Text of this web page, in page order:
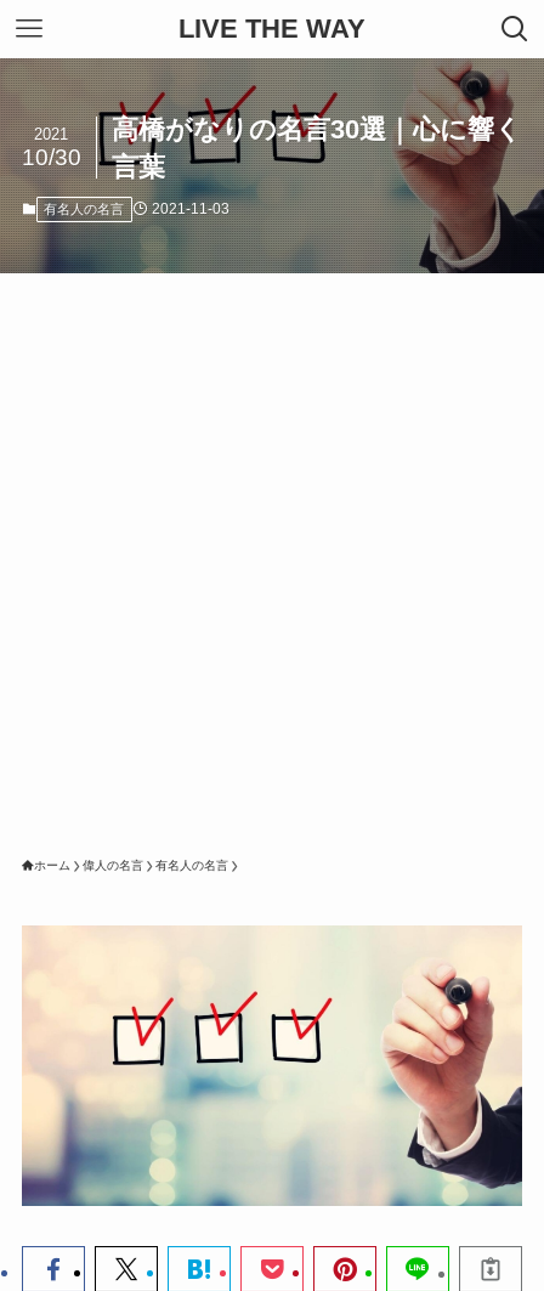
LIVE THE WAY
高橋がなりの名言30選｜心に響く
言葉
2021
10/30
有名人の名言 2021-11-03
ホーム 偉人の名言 有名人の名言